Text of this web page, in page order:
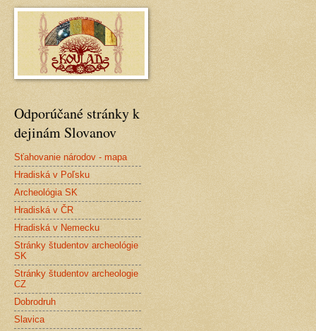
Odporúčané stránky k
dejinám Slovanov
Sťahovanie národov - mapa
Hradiská v Poľsku
Archeológia SK
Hradiská v ČR
Hradiská v Nemecku
Stránky študentov archeológie
SK
Stránky študentov archeologie
CZ
Dobrodruh
Slavica